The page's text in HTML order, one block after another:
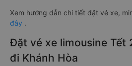
Xem hướng dẫn chi tiết đặt vé xe,
đây .
Đặt vé xe limousine Tết
đi Khánh Hòa